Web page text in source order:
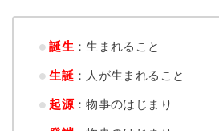
誕生 ：生まれること
生誕：人が生まれること
起源：物事のはじまり